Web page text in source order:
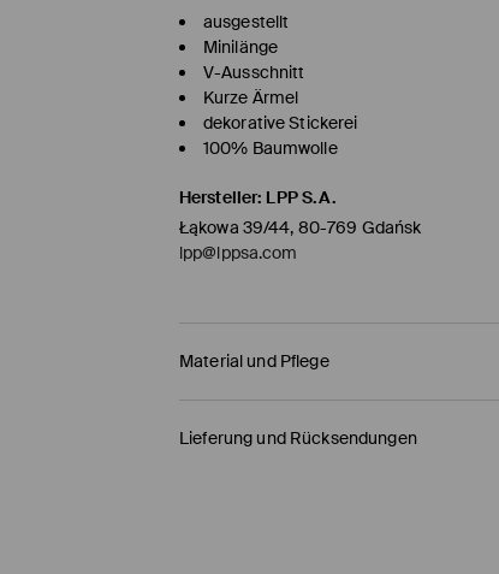
ausgestellt
Minilänge
V-Ausschnitt
Kurze Ärmel
dekorative Stickerei
100% Baumwolle
Hersteller: LPP S.A.
Łąkowa 39/44, 80-769 Gdańsk
lpp@lppsa.com
Material und Pflege
ERSTER STOFF: 100% BAUMWOLLE
Lieferung und Rücksendungen